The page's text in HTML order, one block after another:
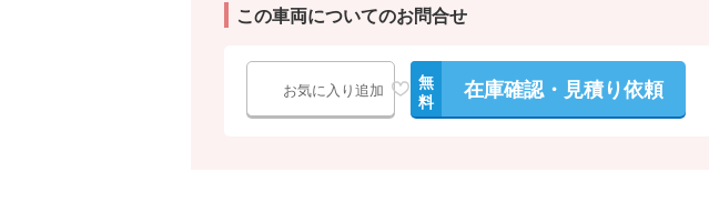
この車両についてのお問合せ
お気に入り追加
無
料
在庫確認・見積り依頼